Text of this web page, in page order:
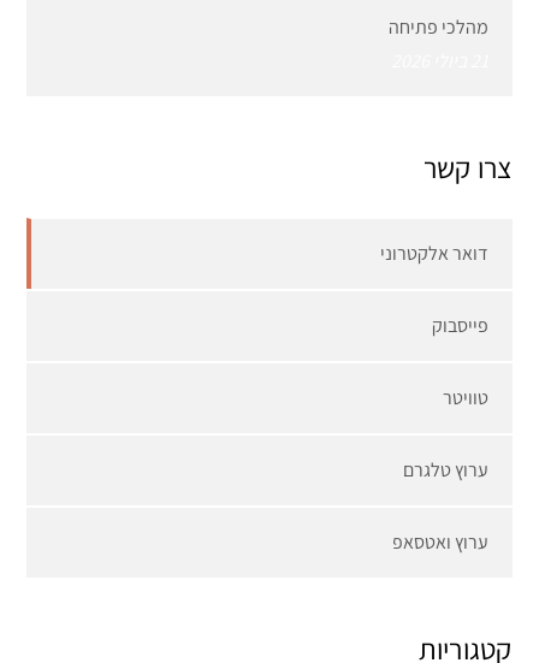
מהלכי פתיחה
צרו קשר
דואר אלקטרוני
פייסבוק
טוויטר
ערוץ טלגרם
ערוץ ואטסאפ
קטגוריות